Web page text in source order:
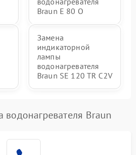
Braun E 80 O
Замена
индикаторной
лампы
водонагревателя
Braun SE 120 TR C2V
водонагревателя Braun